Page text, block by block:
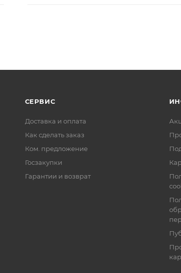
СЕРВИС
Доставка и оплата
Как сделать заказ
Ком. предложение
Госзакупки
Гарантии и возврат